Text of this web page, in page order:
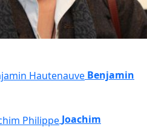
Benjamin
Joachim